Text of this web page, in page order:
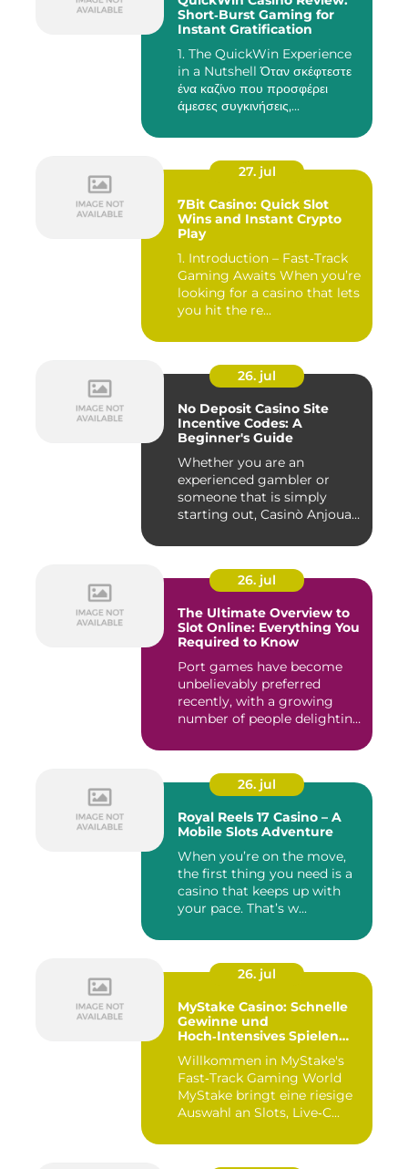
Short‑Burst Gaming for
Instant Gratification
1. The QuickWin Experience
in a Nutshell Όταν σκέφτεστε
ένα καζίνο που προσφέρει
άμεσες συγκινήσεις,...
27. jul
7Bit Casino: Quick Slot
Wins and Instant Crypto
Play
1. Introduction – Fast‑Track
Gaming Awaits When you’re
looking for a casino that lets
you hit the re...
26. jul
No Deposit Casino Site
Incentive Codes: A
Beginner's Guide
Whether you are an
experienced gambler or
someone that is simply
starting out, Casinò Anjouan
26. jul
The Ultimate Overview to
Slot Online: Everything You
Required to Know
Port games have become
unbelievably preferred
recently, with a growing
number of people delighting
26. jul
Royal Reels 17 Casino – A
Mobile Slots Adventure
When you’re on the move,
the first thing you need is a
casino that keeps up with
your pace. That’s w...
26. jul
MyStake Casino: Schnelle
Gewinne und
Hoch‑Intensives Spielen
Willkommen in MyStake's
Fast‑Track Gaming World
MyStake bringt eine riesige
Auswahl an Slots, Live‑C...